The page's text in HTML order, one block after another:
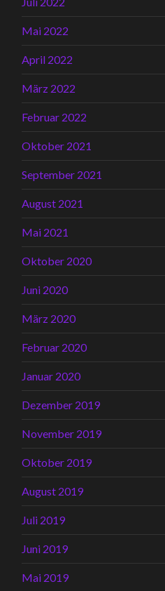
Mai 2022
April 2022
März 2022
Februar 2022
Oktober 2021
September 2021
August 2021
Mai 2021
Oktober 2020
Juni 2020
März 2020
Februar 2020
Januar 2020
Dezember 2019
November 2019
Oktober 2019
August 2019
Juli 2019
Juni 2019
Mai 2019